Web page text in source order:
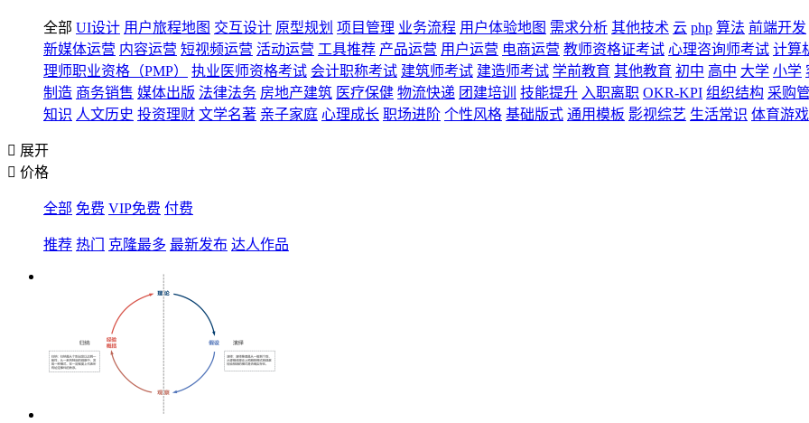
全部 UI设计 用户旅程地图 交互设计 原型规划 项目管理 业务流程 用户体验地图 需求分析 其他技术 云 php 算法 前端开发
新媒体运营 内容运营 短视频运营 活动运营 工具推荐 产品运营 用户运营 电商运营 教师资格证考试 心理咨询师考试 计算
理师职业资格（PMP）
执业医师资格考试 会计职称考试 建筑师考试 建造师考试 学前教育 其他教育 初中 高中 大学 小学
制造 商务销售 媒体出版 法律法务 房地产建筑 医疗保健 物流快递 团建培训 技能提升 入职离职 OKR-KPI 组织结构 采购
知识 人文历史 投资理财 文学名著 亲子家庭 心理成长 职场进阶 个性风格 基础版式 通用模板 影视综艺 生活常识 体育游戏
 展开
 价格
全部 免费 VIP免费 付费
推荐 热门 克隆最多 最新发布 达人作品